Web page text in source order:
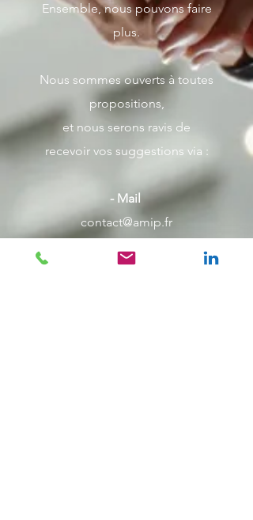
Ensemble, nous pouvons faire
plus.
Nous sommes ouverts à toutes
propositions,
et nous serons ravis de
recevoir vos suggestions via :
- Mail
contact@amip.fr
- Voie postale